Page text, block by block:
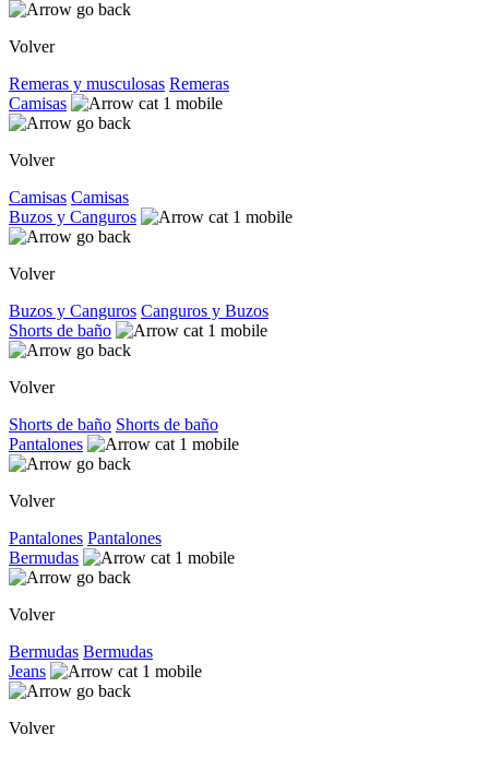
Volver
Remeras y musculosas Remeras
Camisas
Volver
Camisas Camisas
Buzos y Canguros
Volver
Buzos y Canguros Canguros y Buzos
Shorts de baño
Volver
Shorts de baño Shorts de baño
Pantalones
Volver
Pantalones Pantalones
Bermudas
Volver
Bermudas Bermudas
Jeans
Volver